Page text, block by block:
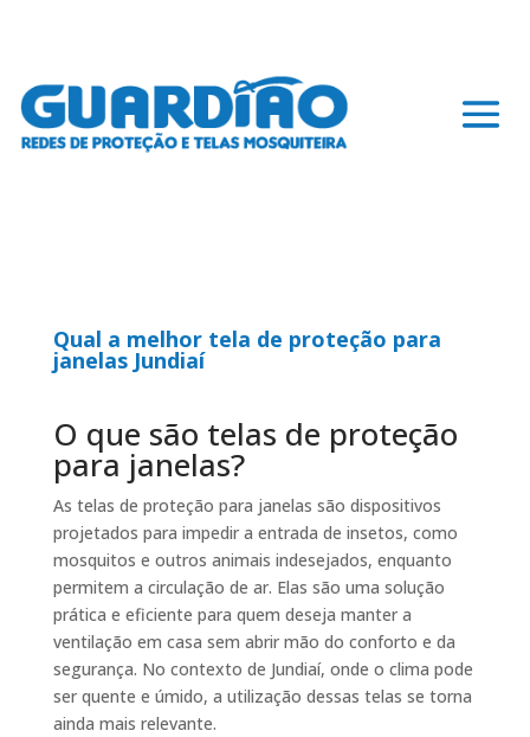
Qual a melhor tela de proteção para
janelas Jundiaí
O que são telas de proteção
para janelas?
As telas de proteção para janelas são dispositivos
projetados para impedir a entrada de insetos, como
mosquitos e outros animais indesejados, enquanto
permitem a circulação de ar. Elas são uma solução
prática e eficiente para quem deseja manter a
ventilação em casa sem abrir mão do conforto e da
segurança. No contexto de Jundiaí, onde o clima pode
ser quente e úmido, a utilização dessas telas se torna
ainda mais relevante.